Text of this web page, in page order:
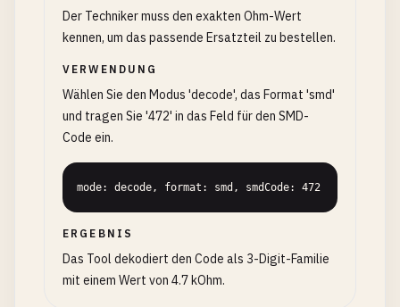
Der Techniker muss den exakten Ohm-Wert
kennen, um das passende Ersatzteil zu bestellen.
VERWENDUNG
Wählen Sie den Modus 'decode', das Format 'smd'
und tragen Sie '472' in das Feld für den SMD-
Code ein.
mode: decode, format: smd, smdCode: 472
ERGEBNIS
Das Tool dekodiert den Code als 3-Digit-Familie
mit einem Wert von 4.7 kOhm.